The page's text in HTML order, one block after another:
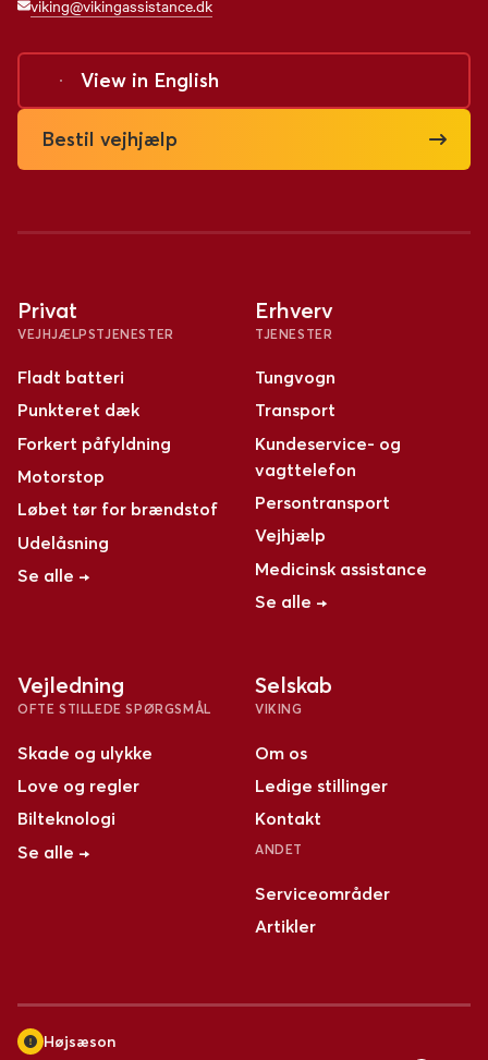
viking@vikingassistance.dk
View in English
Bestil vejhjælp
Privat
VEJHJÆLPSTJENESTER
Fladt batteri
Punkteret dæk
Forkert påfyldning
Motorstop
Løbet tør for brændstof
Udelåsning
Se alle →
Erhverv
TJENESTER
Tungvogn
Transport
Kundeservice- og
vagttelefon
Persontransport
Vejhjælp
Medicinsk assistance
Se alle →
Vejledning
OFTE STILLEDE SPØRGSMÅL
Skade og ulykke
Love og regler
Bilteknologi
Se alle →
Selskab
VIKING
Om os
Ledige stillinger
Kontakt
ANDET
Serviceområder
Artikler
Højsæson